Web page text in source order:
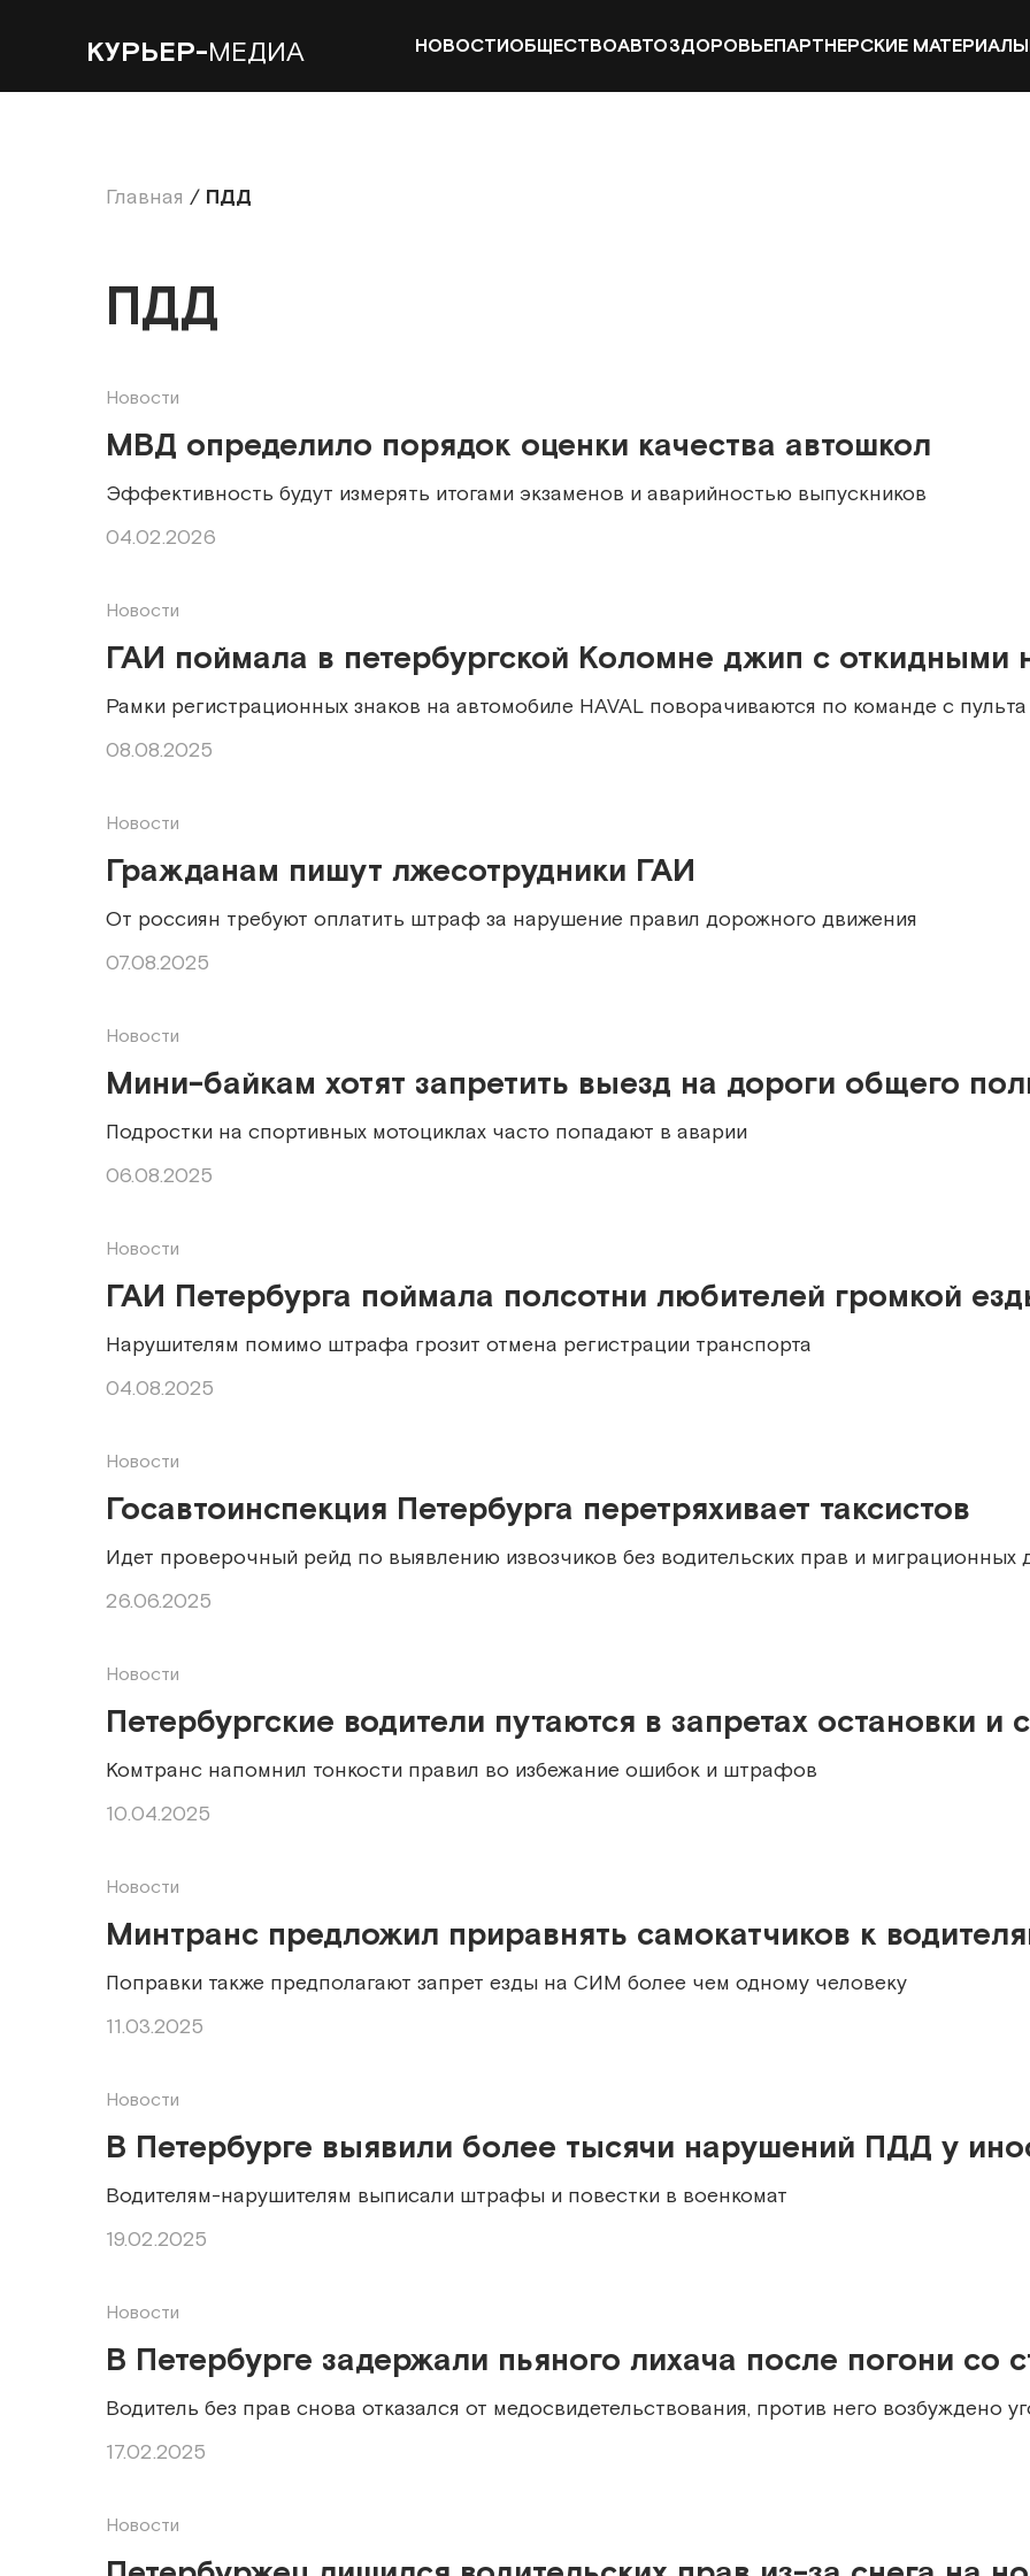
КУРЬЕР-МЕДИА НОВОСТИОБЩЕСТВОАВТОЗДОРОВЬЕПАРТНЕРСКИЕ МАТЕРИАЛЫ
Главная / ПДД
ПДД
Новости
МВД определило порядок оценки качества автошкол
Эффективность будут измерять итогами экзаменов и аварийностью выпускников
04.02.2026
Новости
ГАИ поймала в петербургской Коломне джип с откидными
Рамки регистрационных знаков на автомобиле HAVAL поворачиваются по команде с пульта
08.08.2025
Новости
Гражданам пишут лжесотрудники ГАИ
От россиян требуют оплатить штраф за нарушение правил дорожного движения
07.08.2025
Новости
Мини-байкам хотят запретить выезд на дороги общего
Подростки на спортивных мотоциклах часто попадают в аварии
06.08.2025
Новости
ГАИ Петербурга поймала полсотни любителей громкой
Нарушителям помимо штрафа грозит отмена регистрации транспорта
04.08.2025
Новости
Госавтоинспекция Петербурга перетряхивает таксистов
Идет проверочный рейд по выявлению извозчиков без водительских прав и миграционных
26.06.2025
Новости
Петербургские водители путаются в запретах остановки и
Комтранс напомнил тонкости правил во избежание ошибок и штрафов
10.04.2025
Новости
Минтранс предложил приравнять самокатчиков к
Поправки также предполагают запрет езды на СИМ более чем одному человеку
11.03.2025
Новости
В Петербурге выявили более тысячи нарушений ПДД у
Водителям-нарушителям выписали штрафы и повестки в военкомат
19.02.2025
Новости
В Петербурге задержали пьяного лихача после погони со
Водитель без прав снова отказался от медосвидетельствования, против него возбуждено
17.02.2025
Новости